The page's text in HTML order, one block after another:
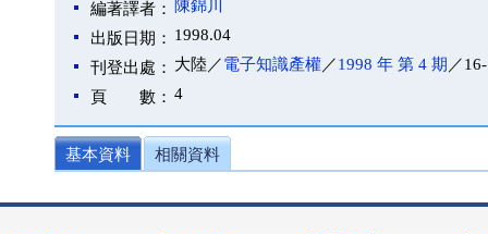
編著譯者：
陳錦川
出版日期： 1998.04
刊登出處： 大陸／電子知識產權／1998 年 第 4 期 ／
頁 數： 4
基本資料 相關資料